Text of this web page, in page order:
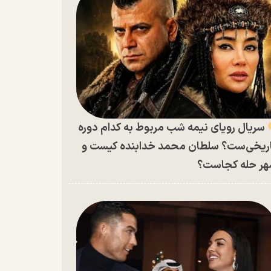
سریال رویای نیمه شب مربوط به کدام دوره
سلطان محمد خدابنده کیست و
حله کجاست؟